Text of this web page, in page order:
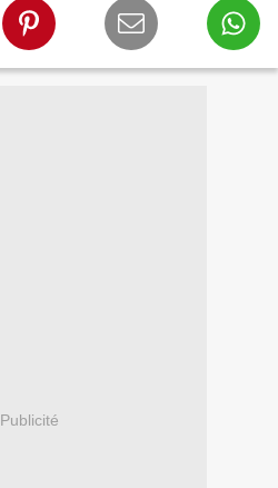
Publicité